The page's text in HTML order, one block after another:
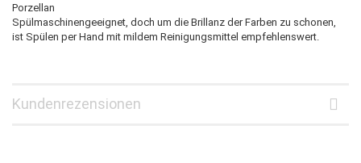
Porzellan
Spülmaschinengeeignet, doch um die Brillanz der Farben zu schonen,
ist Spülen per Hand mit mildem Reinigungsmittel empfehlenswert.
Kundenrezensionen